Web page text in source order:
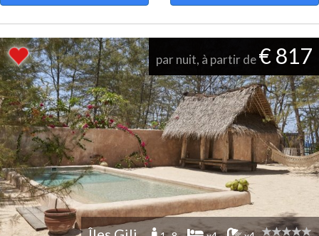
par nuit, à partir de€ 817